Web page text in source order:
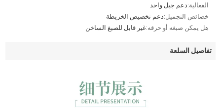
الفعالية:دعم جيل واحد
خصائص التجميل:دعم تخصيص الخريطة
هل يمكن صبغه أو حرقه:غير قابل للصبغ الساخن
تفاصيل السلعة